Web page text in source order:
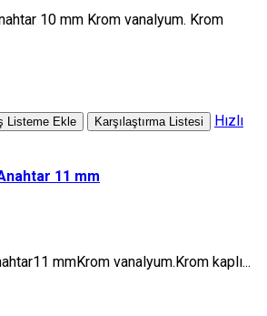
10 mm Krom vanalyum. Krom
Listeme Ekle Karşılaştırma Listesi
Hızlı
11 mm
mmKrom vanalyum.Krom kaplı...